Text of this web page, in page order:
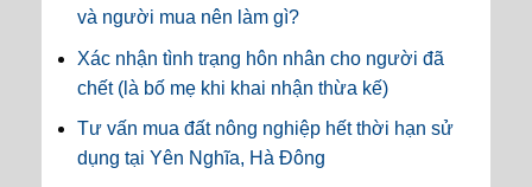
và người mua nên làm gì?
Xác nhận tình trạng hôn nhân cho người đã
chết (là bố mẹ khi khai nhận thừa kế)
Tư vấn mua đất nông nghiệp hết thời hạn sử
dụng tại Yên Nghĩa, Hà Đông